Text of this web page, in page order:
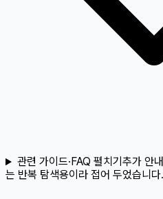
관련 가이드·FAQ 펼치기 추가 안
는 반복 탐색용이라 접어 두었습니다.